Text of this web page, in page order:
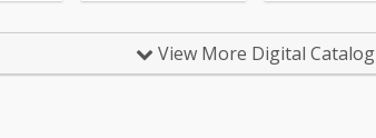
View More Digital Catalog